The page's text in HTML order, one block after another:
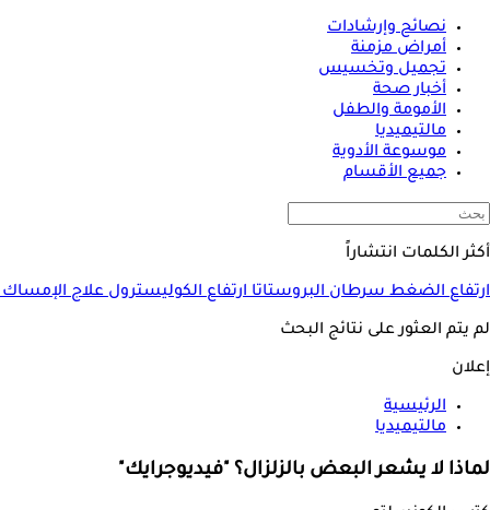
نصائح وإرشادات
أمراض مزمنة
تجميل وتخسيس
أخبار صحة
الأمومة والطفل
مالتيميديا
موسوعة الأدوية
جميع الأقسام
أكثر الكلمات انتشاراً
ارتفاع الضغطسرطان البروستاتاارتفاع الكوليسترولعلاج
لم يتم العثور على نتائج البحث
إعلان
الرئيسية
مالتيميديا
لماذا لا يشعر البعض بالزلزال؟ "فيديوجرايك"